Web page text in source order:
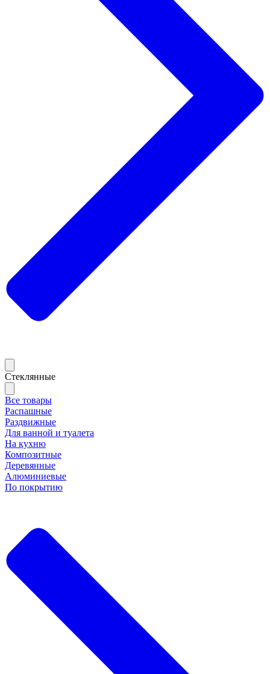
Стеклянные
Все товары
Распашные
Раздвижные
Для ванной и туалета
На кухню
Композитные
Деревянные
Алюминиевые
По покрытию